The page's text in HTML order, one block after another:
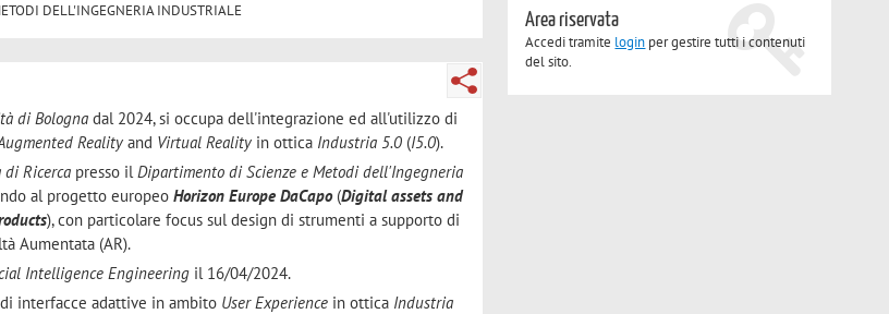
DELL'INGEGNERIA INDUSTRIALE
di Bologna dal 2024, si occupa dell'integrazione ed all'utilizzo di
Reality and Virtual Reality in ottica Industria 5.0 (I5.0).
di Ricerca presso ilDipartimento di Scienze e Metodi dell'Ingegneria
al progetto europeoHorizon Europe DaCapo(Digital assets and
), con particolare focus sul design di strumenti a supporto di
Aumentata (AR).
Intelligence Engineering il 16/04/2024.
interfacce adattive in ambito User Experience in ottica Industria
Area riservata
Accedi tramite login per gestire tutti i contenuti
del sito.